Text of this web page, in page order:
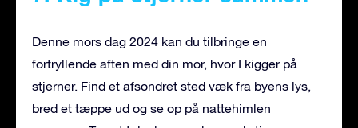
Denne mors dag 2024 kan du tilbringe en
fortryllende aften med din mor, hvor I kigger på
stjerner. Find et afsondret sted væk fra byens lys,
bred et tæppe ud og se op på nattehimlen